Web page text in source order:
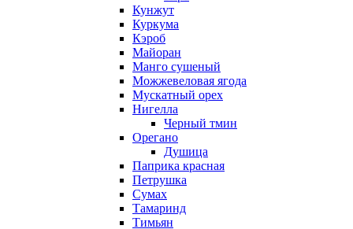
Кунжут
Куркума
Кэроб
Майоран
Манго сушеный
Можжевеловая ягода
Мускатный орех
Нигелла
Черный тмин
Орегано
Душица
Паприка красная
Петрушка
Сумах
Тамаринд
Тимьян